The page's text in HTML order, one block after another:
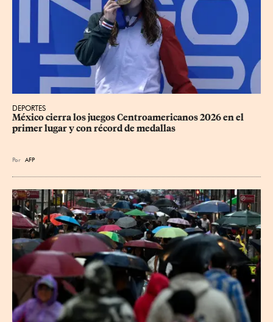
DEPORTES
México cierra los juegos Centroamericanos 2026 en el
primer lugar y con récord de medallas
Por AFP